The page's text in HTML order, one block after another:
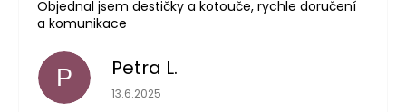
Objednal jsem destičky a kotouče, rychle doručení
a komunikace
P Petra L.
Hodnocení obchodu je 5 z 5 hvězdiček.
13.6.2025